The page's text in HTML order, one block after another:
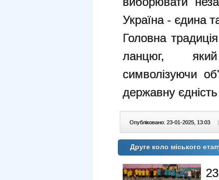
Україна - єдина
Головна
ланцюг,
символізуючи
державну
Опубліковано: 23-01-2025, 13:03 |
Друге коло міського